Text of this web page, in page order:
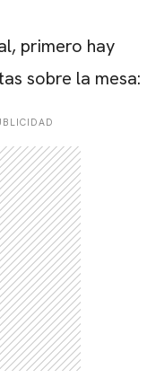
primero hay
sobre la mesa: